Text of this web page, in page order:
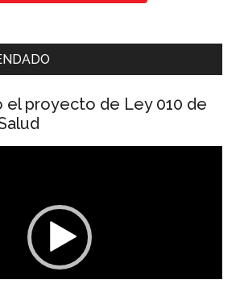
el proyecto de Ley 010 de